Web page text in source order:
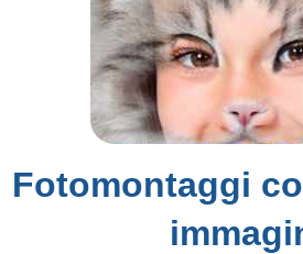
Fotomontaggi